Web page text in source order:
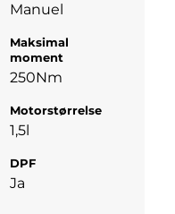
Manuel
Maksimal
moment
250Nm
Motorstørrelse
1,5l
DPF
Ja